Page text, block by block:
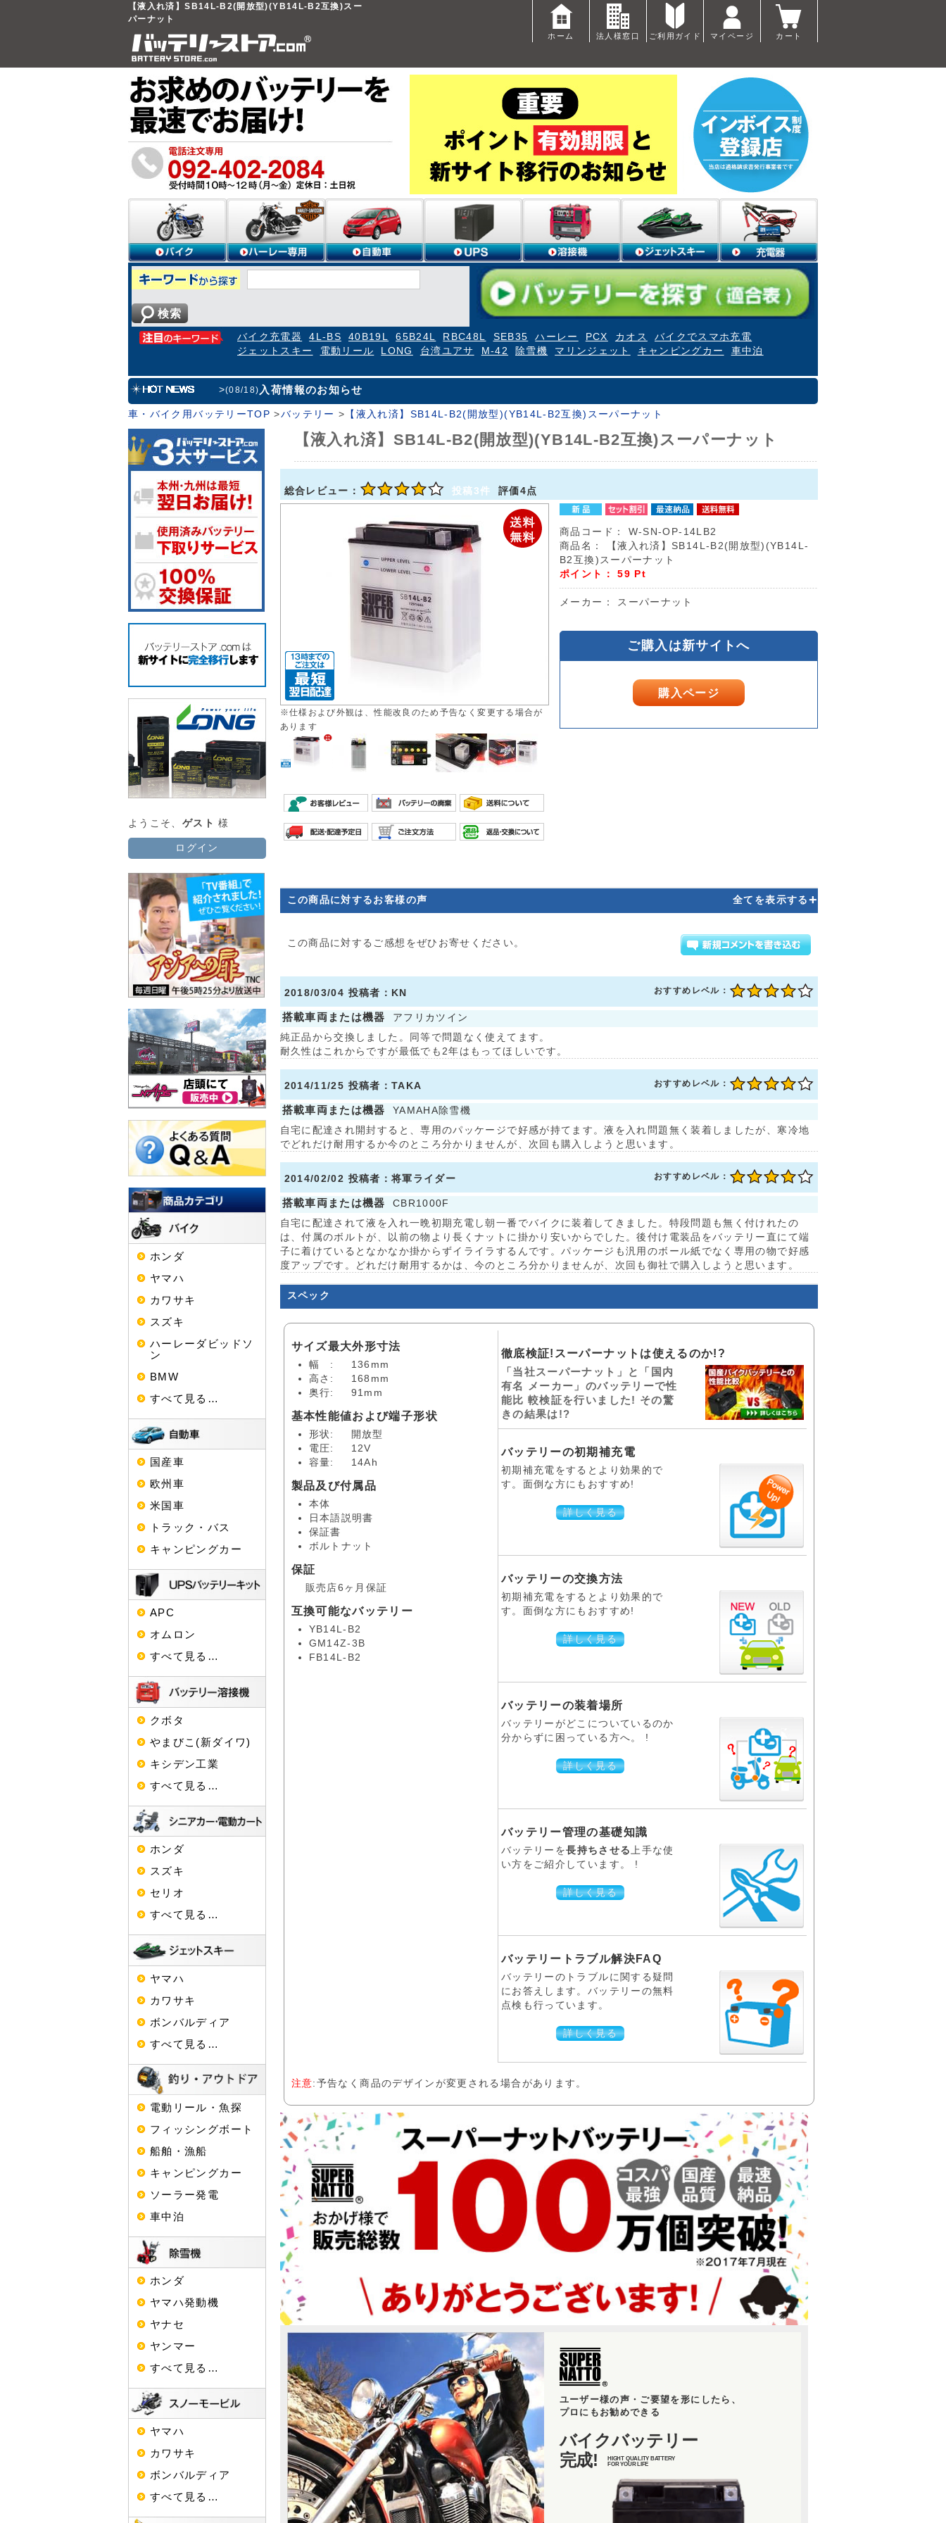
【液入れ済】SB14L-B2(開放型)(YB14L-B2互換)スー
パーナット
ホーム 法人様窓口 ご利用ガイド マイページ カート
検索
バイク充電器 4L-BS 40B19L 65B24L RBC48L SEB35 ハーレー PCX カオス
バイクでスマホ充電
ジェットスキー
電動リール LONG 台湾ユアサ M-42 除雪機 マリンジェット キャンピングカー 車中泊
>(08/18) 入荷情報のお知らせ
車・バイク用バッテリーTOP >バッテリー > 【液入れ済】SB14L-B2(開放型)(YB14L-B2互換)スーパーナット
【液入れ済】SB14L-B2(開放型)(YB14L-B2互換)スーパーナット
総合レビュー： 投稿3件 評価4点
※仕様および外観は、性能改良のため予告なく変更する場合が
あります
商品コード：
W-SN-OP-14LB2
商品名：
【液入れ済】SB14L-B2(開放型)(YB14L-
B2互換)スーパーナット
ポイント：59 Pt
メーカー： スーパーナット
ご購入は新サイトへ
購入ページ
この商品に対するお客様の声 全てを表示する+
この商品に対するご感想をぜひお寄せください。
2018/03/04 投稿者：KN おすすめレベル：
搭載車両または機器
アフリカツイン
純正品から交換しました。同等で問題なく使えてます。
耐久性はこれからですが最低でも2年はもってほしいです。
2014/11/25 投稿者：TAKA おすすめレベル：
搭載車両または機器
YAMAHA除雪機
自宅に配達され開封すると、専用のパッケージで好感が持てます。液を入れ問題無く装着しましたが、寒冷地
でどれだけ耐用するか今のところ分かりませんが、次回も購入しようと思います。
2014/02/02 投稿者：将軍ライダー おすすめレベル：
搭載車両または機器
CBR1000F
自宅に配達されて液を入れ一晩初期充電し朝一番でバイクに装着してきました。特段問題も無く付けれたの
は、付属のボルトが、以前の物より長くナットに掛かり安いからでした。後付け電装品をバッテリー直にて端
子に着けているとなかなか掛からずイライラするんです。パッケージも汎用のボール紙でなく専用の物で好感
度アップです。どれだけ耐用するかは、今のところ分かりませんが、次回も御社で購入しようと思います。
スペック
サイズ最大外形寸法
幅 :
136mm
高さ:
168mm
奥行:
91mm
基本性能値および端子形状
形状:
開放型
電圧:
12V
容量:
14Ah
製品及び付属品
本体
日本語説明書
保証書
ボルトナット
保証
販売店6ヶ月保証
互換可能なバッテリー
YB14L-B2
GM14Z-3B
FB14L-B2
徹底検証!スーパーナットは使えるのか!?
「当社スーパーナット」と「国内
有名 メーカー」のバッテリーで性
能比 較検証を行いました! その驚
きの結果は!?
バッテリーの初期補充電
初期補充電をするとより効果的で
す。面倒な方にもおすすめ!
詳しく見る
バッテリーの交換方法
初期補充電をするとより効果的で
す。面倒な方にもおすすめ!
詳しく見る
バッテリーの装着場所
バッテリーがどこについているのか
分からずに困っている方へ。 !
詳しく見る
バッテリー管理の基礎知識
バッテリーを長持ちさせる上手な使
い方をご紹介しています。 !
詳しく見る
バッテリートラブル解決FAQ
バッテリーのトラブルに関する疑問
にお答えします。バッテリーの無料
点検も行っています。
詳しく見る
注意:予告なく商品のデザインが変更される場合があります。
ユーザー様の声・ご要望を形にしたら、
プロにもお勧めできる
バイクバッテリー
完成!
ようこそ、 ゲスト 様
ログイン
ホンダ
ヤマハ
カワサキ
スズキ
ハーレーダビッドソ
ン
BMW
すべて見る…
国産車
欧州車
米国車
トラック・バス
キャンピングカー
APC
オムロン
すべて見る…
クボタ
やまびこ(新ダイワ)
キシデン工業
すべて見る…
ホンダ
スズキ
セリオ
すべて見る…
ヤマハ
カワサキ
ボンバルディア
すべて見る…
電動リール・魚探
フィッシングボート
船舶・漁船
キャンピングカー
ソーラー発電
車中泊
ホンダ
ヤマハ発動機
ヤナセ
ヤンマー
すべて見る…
ヤマハ
カワサキ
ボンバルディア
すべて見る…